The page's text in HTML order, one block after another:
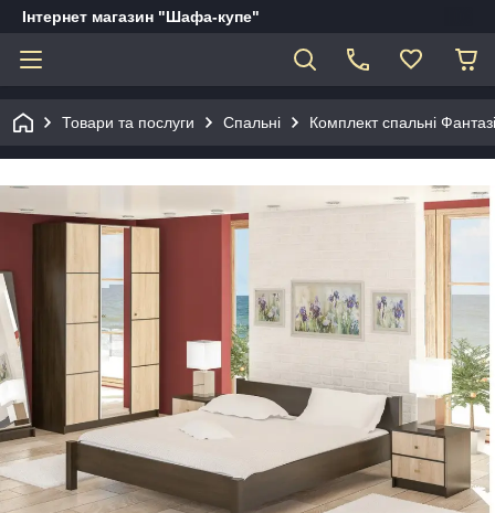
Інтернет магазин "Шафа-купе"
Товари та послуги Спальні Комплект спальні